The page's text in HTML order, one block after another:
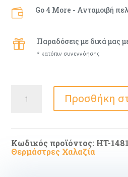
 Go 4 More - Ανταμοιβή
 Παραδόσεις με δικά μας
* κατόπιν συνεννόησης
Σόμπα
ποσότητα
Προσθήκη
Κωδικός προϊόντος: HT-1481
Θερμάστρες Χαλαζία